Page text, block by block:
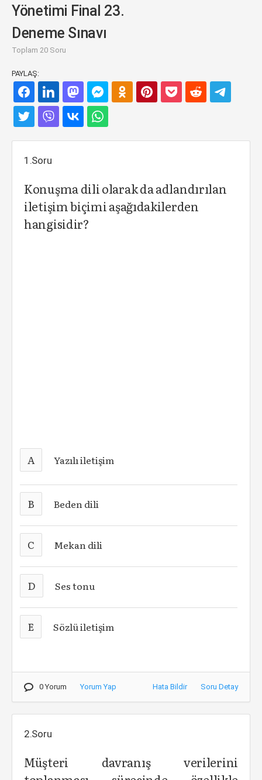
Yönetimi Final 23.
Deneme Sınavı
Toplam 20 Soru
PAYLAŞ:
1.Soru
Konuşma dili olarak da adlandırılan
iletişim biçimi aşağıdakilerden
hangisidir?
A Yazılı iletişim
B Beden dili
C Mekan dili
D Ses tonu
E Sözlü iletişim
0 Yorum Yorum Yap Hata Bildir Soru Detay
2.Soru
Müşteri davranış verilerini